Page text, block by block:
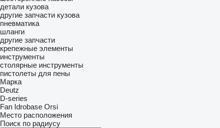
детали кузова
другие запчасти кузова
пневматика
шланги
другие запчасти
крепежные элементы
инструменты
столярные инструменты
пистолеты для пены
Марка
Deutz
D-series
Fan Idrobase Orsi
Место расположения
Поиск по радиусу